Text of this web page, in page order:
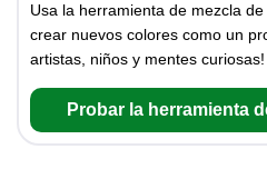
Usa la herramienta de mezcla
crear nuevos colores como un
artistas, niños y mentes curiosas!
Probar la herramienta